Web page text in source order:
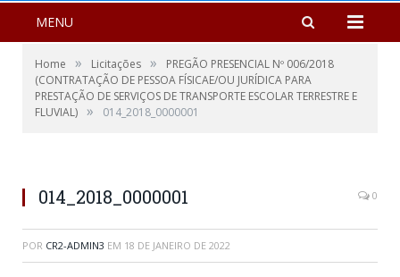
MENU
Home » Licitações »
PREGÃO PRESENCIAL Nº 006/2018
(CONTRATAÇÃO DE PESSOA FÍSICAE/OU JURÍDICA PARA
PRESTAÇÃO DE SERVIÇOS DE TRANSPORTE ESCOLAR TERRESTRE E
FLUVIAL) » 014_2018_0000001
014_2018_0000001 0
POR CR2-ADMIN3 EM 18 DE JANEIRO DE 2022